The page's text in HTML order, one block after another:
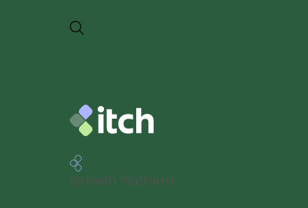
Growth Platform